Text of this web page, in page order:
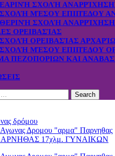
ΕΑΡΙΝΉ ΣΧΟΛΉ
ΣΧΟΛΉ ΜΈΣΟΥ ΕΠΙΠΈΔΟΥ
ΘΕΡΙΝΉ ΣΧΟΛΉ
ΟΡΕΙΒΑΣΊΑΣ
ΣΧΟΛΉ ΟΡΕΙΒΑΣΊΑΣ
ΣΧΟΛΉ ΜΈΣΟΥ ΕΠΙΠΈΔΟΥ
ΠΕΖΟΠΟΡΙΩΝ ΚΑΙ
δρόμου
Αγωνας Δρομου "αρμα" Παρνηθας
17χλμ. ΓΥΝΑΙΚΩΝ